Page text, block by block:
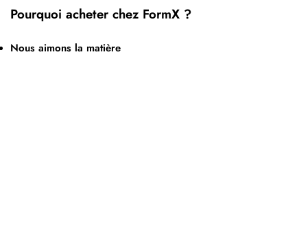
Pourquoi acheter chez FormX ?
Nous aimons la matière